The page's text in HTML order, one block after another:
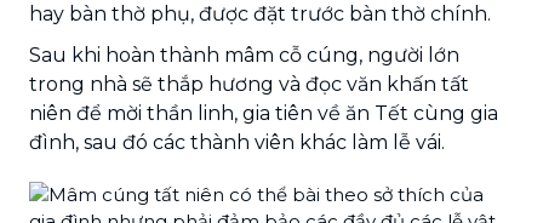
hay bàn thờ phụ, được đặt trước bàn thờ chính.
Sau khi hoàn thành mâm cỗ cúng, người lớn
trong nhà sẽ thắp hương và đọc văn khấn tất
niên để mời thần linh, gia tiên về ăn Tết cùng gia
đình, sau đó các thành viên khác làm lễ vái.